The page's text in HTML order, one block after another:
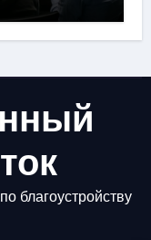
благоустройству